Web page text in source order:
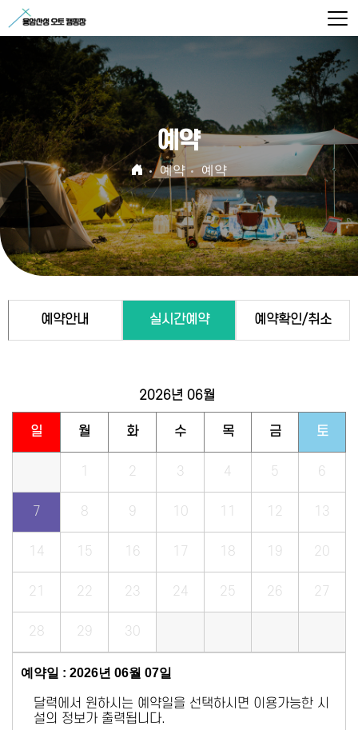
예약
예약 예약
예약안내 실시간예약 예약확인/취소
2026년 06월
일 월 화 수 목 금 토
1 2 3 4 5 6
7 8 9 10 11 12 13
14 15 16 17 18 19 20
21 22 23 24 25 26 27
28 29 30
예약일 : 2026년 06월 07일
달력에서 원하시는 예약일을 선택하시면 이용가능한 시
설의 정보가 출력됩니다.